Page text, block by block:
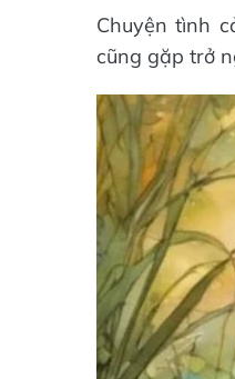
Chuyện tình
cũng gặp trở